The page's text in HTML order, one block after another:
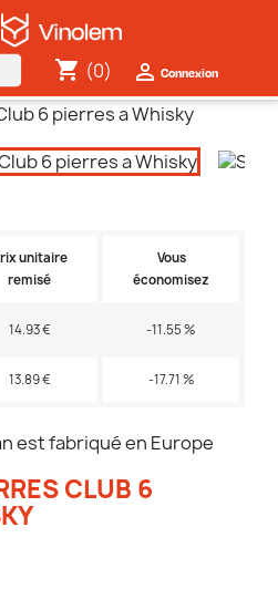
shopping_cart (0)  Connexion
unitaire
remisé
Vous
économisez
14.93 € -11.55 %
13.89 € -17.71 %
CLUB 6